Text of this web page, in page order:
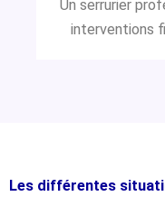
Un serrurier
interventions
Les différentes